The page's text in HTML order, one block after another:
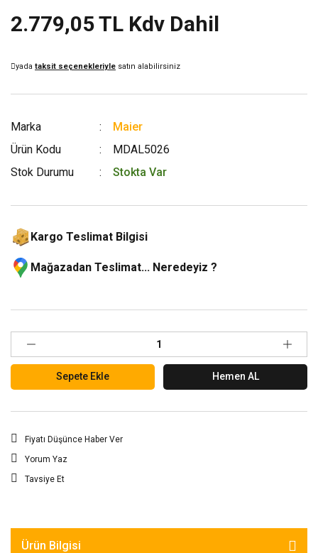
2.779,05 TL Kdv Dahil
yada taksit seçenekleriyle satın alabilirsiniz
Marka
Maier
Ürün Kodu
MDAL5026
Stok Durumu
Stokta Var
Kargo Teslimat Bilgisi
Mağazadan Teslimat... Neredeyiz ?
Sepete Ekle Hemen AL
Fiyatı Düşünce Haber Ver
Yorum Yaz
Tavsiye Et
Ürün Bilgisi